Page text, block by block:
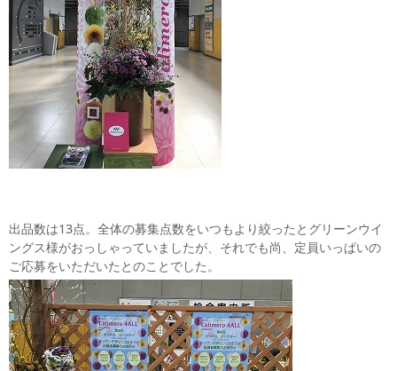
出品数は13点。全体の募集点数をいつもより絞ったとグリーンウイ
ングス様がおっしゃっていましたが、それでも尚、定員いっぱいの
ご応募をいただいたとのことでした。